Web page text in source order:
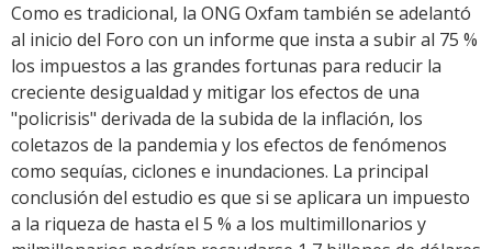
Como es tradicional, la ONG Oxfam también se adelantó
al inicio del Foro con un informe que insta a subir al 75 %
los impuestos a las grandes fortunas para reducir la
creciente desigualdad y mitigar los efectos de una
"policrisis" derivada de la subida de la inflación, los
coletazos de la pandemia y los efectos de fenómenos
como sequías, ciclones e inundaciones. La principal
conclusión del estudio es que si se aplicara un impuesto
a la riqueza de hasta el 5 % a los multimillonarios y